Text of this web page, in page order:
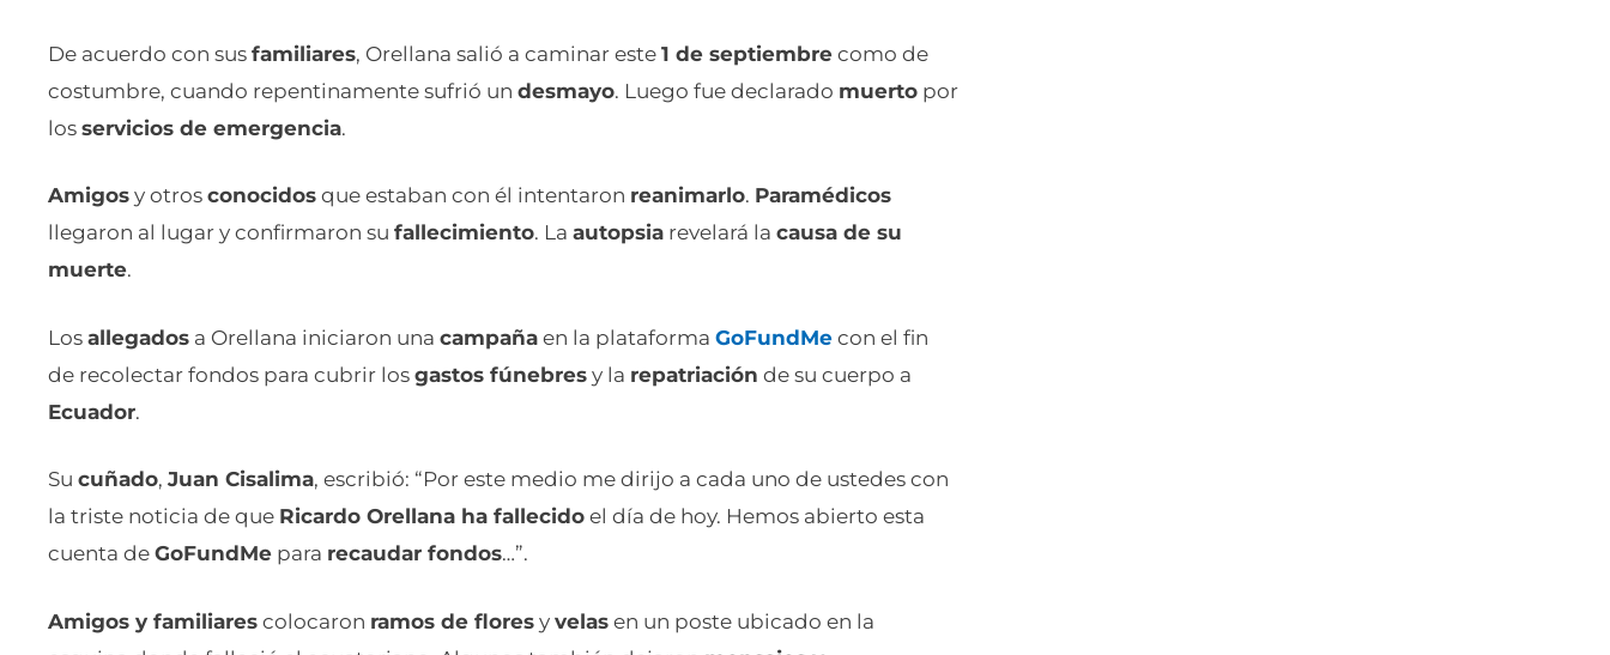
De acuerdo con sus familiares, Orellana salió a caminar este 1 de septiembre como de
costumbre, cuando repentinamente sufrió un desmayo. Luego fue declarado muerto por
los servicios de emergencia.
Amigos y otros conocidos que estaban con él intentaron reanimarlo. Paramédicos
llegaron al lugar y confirmaron su fallecimiento. La autopsia revelará la causa de su
muerte.
Los allegados a Orellana iniciaron una campaña en la plataforma GoFundMe con el fin
de recolectar fondos para cubrir los gastos fúnebres y la repatriación de su cuerpo a
Ecuador.
Su cuñado, Juan Cisalima, escribió: “Por este medio me dirijo a cada uno de ustedes con
la triste noticia de que Ricardo Orellana ha fallecido el día de hoy. Hemos abierto esta
cuenta de GoFundMe para recaudar fondos…”.
Amigos y familiares colocaron ramos de flores y velas en un poste ubicado en la